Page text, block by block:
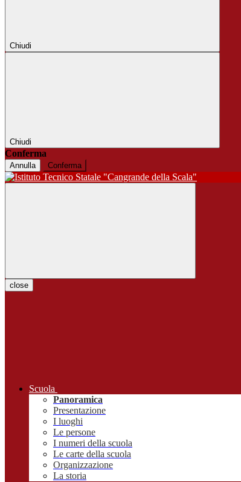
Chiudi
Chiudi
Conferma
Annulla Conferma
close
Scuola
Panoramica
Presentazione
I luoghi
Le persone
I numeri della scuola
Le carte della scuola
Organizzazione
La storia